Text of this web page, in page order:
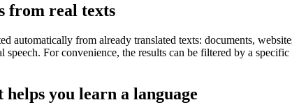
from real texts
automatically from already translated texts: documents,
For convenience, the results can be filtered by a
you learn a language